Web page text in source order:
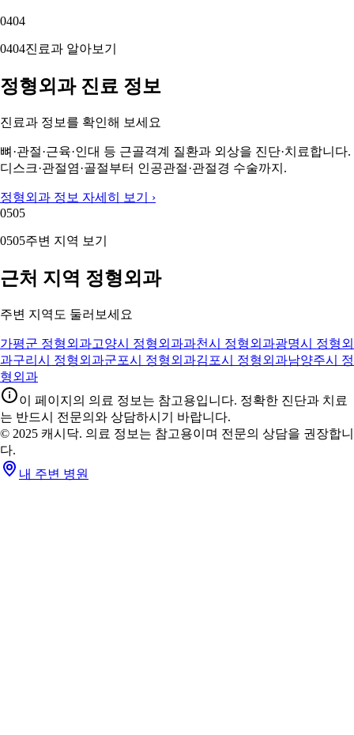
0404
0404진료과 알아보기
정형외과 진료 정보
진료과 정보를 확인해 보세요
뼈·관절·근육·인대 등 근골격계 질환과 외상을 진단·치료합니다.
디스크·관절염·골절부터 인공관절·관절경 수술까지.
정형외과 정보 자세히 보기 ›
0505
0505주변 지역 보기
근처 지역 정형외과
주변 지역도 둘러보세요
가평군 정형외과고양시 정형외과과천시 정형외과광명시 정형외
과구리시 정형외과군포시 정형외과김포시 정형외과남양주시 정
형외과
이 페이지의 의료 정보는 참고용입니다. 정확한 진단과 치료
는 반드시 전문의와 상담하시기 바랍니다.
© 2025 캐시닥. 의료 정보는 참고용이며 전문의 상담을 권장합니
다.
내 주변 병원